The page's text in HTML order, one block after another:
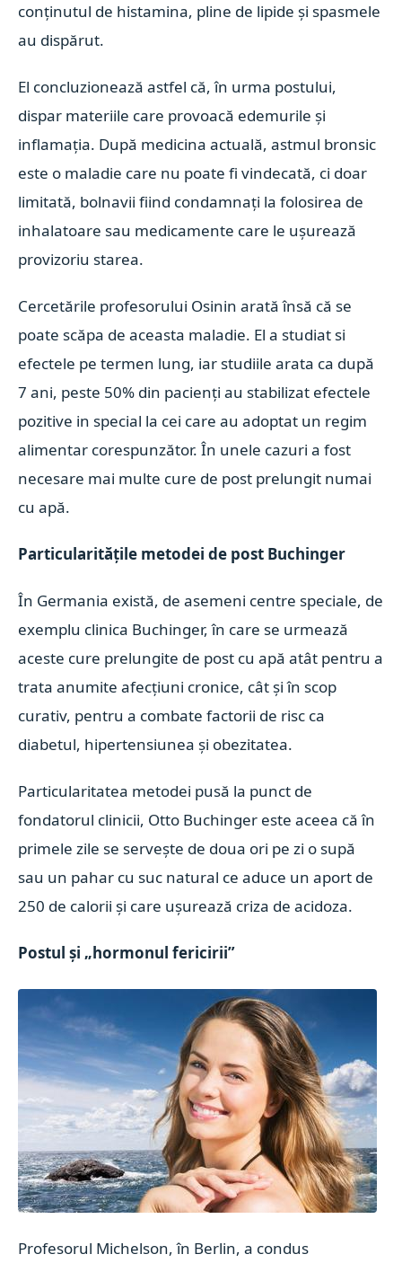
conținutul de histamina, pline de lipide și spasmele
au dispărut.
El concluzionează astfel că, în urma postului,
dispar materiile care provoacă edemurile și
inflamația. După medicina actuală, astmul bronsic
este o maladie care nu poate fi vindecată, ci doar
limitată, bolnavii fiind condamnați la folosirea de
inhalatoare sau medicamente care le ușurează
provizoriu starea.
Cercetările profesorului Osinin arată însă că se
poate scăpa de aceasta maladie. El a studiat si
efectele pe termen lung, iar studiile arata ca după
7 ani, peste 50% din pacienți au stabilizat efectele
pozitive in special la cei care au adoptat un regim
alimentar corespunzător. În unele cazuri a fost
necesare mai multe cure de post prelungit numai
cu apă.
Particularitățile metodei de post Buchinger
În Germania există, de asemeni centre speciale, de
exemplu clinica Buchinger, în care se urmează
aceste cure prelungite de post cu apă atât pentru a
trata anumite afecțiuni cronice, cât și în scop
curativ, pentru a combate factorii de risc ca
diabetul, hipertensiunea și obezitatea.
Particularitatea metodei pusă la punct de
fondatorul clinicii, Otto Buchinger este aceea că în
primele zile se servește de doua ori pe zi o supă
sau un pahar cu suc natural ce aduce un aport de
250 de calorii și care ușurează criza de acidoza.
Postul și „hormonul fericirii”
Profesorul Michelson, în Berlin, a condus